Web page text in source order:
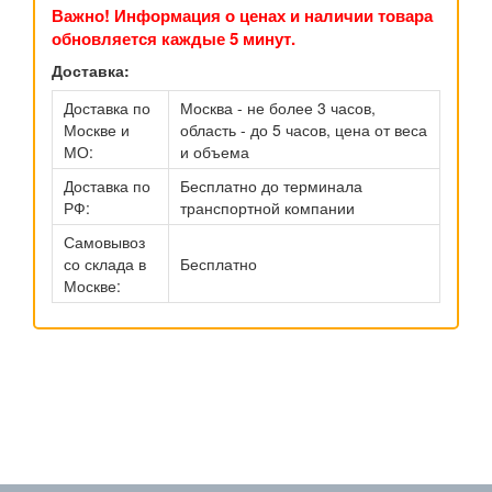
Важно! Информация о ценах и наличии товара
обновляется каждые 5 минут.
Доставка:
Доставка по
Москве и
МО:
Москва - не более 3 часов,
область - до 5 часов, цена от веса
и объема
Доставка по
РФ:
Бесплатно до терминала
транспортной компании
Самовывоз
со склада в
Москве:
Бесплатно